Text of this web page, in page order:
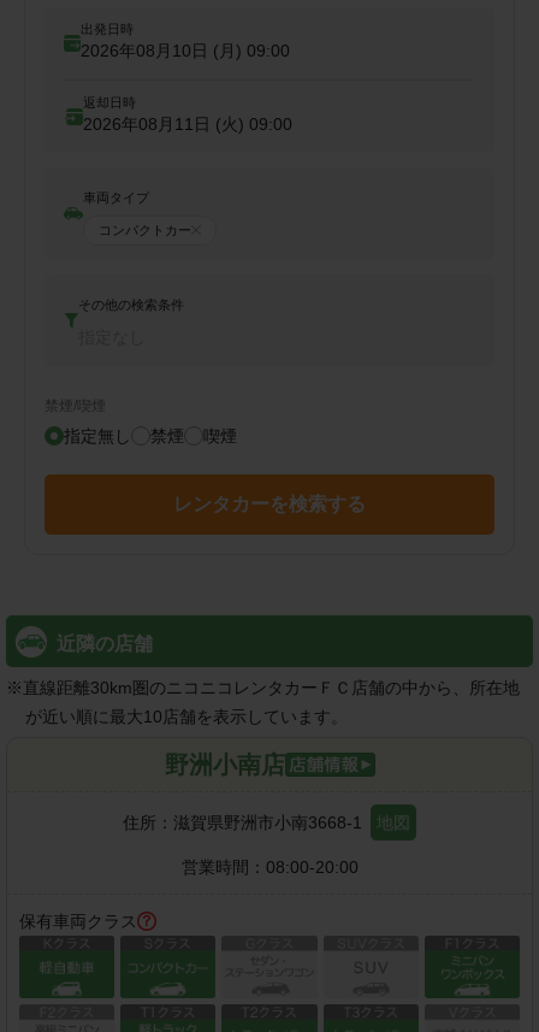
出発日時
2026年08月10日 (月) 09:00
返却日時
2026年08月11日 (火) 09:00
車両タイプ
コンパクトカー
その他の検索条件
禁煙/喫煙
指定無し 禁煙 喫煙
レンタカーを検索する
近隣の店舗
※直線距離30km圏のニコニコレンタカーＦＣ店舗の中から、所在地
が近い順に最大10店舗を表示しています。
野洲小南店
住所： 滋賀県野洲市小南3668-1 地図
営業時間： 08:00-20:00
保有車両クラス